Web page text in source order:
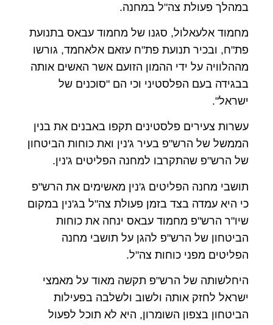
במהלך פעולת צה"ל במחנה.
מחמוד אלעאלול, סגנו של מחמוד עבאס בתנועת
פת"ח, ובכיר תנועת פת"ח עזאם אלאחמד, גורשו
מההלוויה על ידי ההמון הזועם אשר האשים אותה
בבגידה בעם הפלסטיני וכי הם "סוכנים של
ישראל".
עשרות צעירים פלסטינים תקפו באבנים את בנין
הממשל של הרש"פ בעיר ג'נין ואת כוחות הביטחון
של הרש"פ שהתקרבו למחנה הפליטים ג'נין.
תושבי מחנה הפליטים ג'נין מאשימים את הרש"פ
כי היא עמדה בצד בזמן פעולת צה"ל בג'נין במקום
שיו"ר הרש"פ מחמוד עבאס ינחה את כוחות
הביטחון של הרש"פ להגן על תושבי מחנה
הפליטים מפני כוחות צה"ל.
היחלשותה של הרש"פ תקשה מאוד על מאמצי
ישראל לחזק אותה ולשוב ולשלבה בפעילות
הביטחון בצפון השומרון, היא לא תוכל לפעול